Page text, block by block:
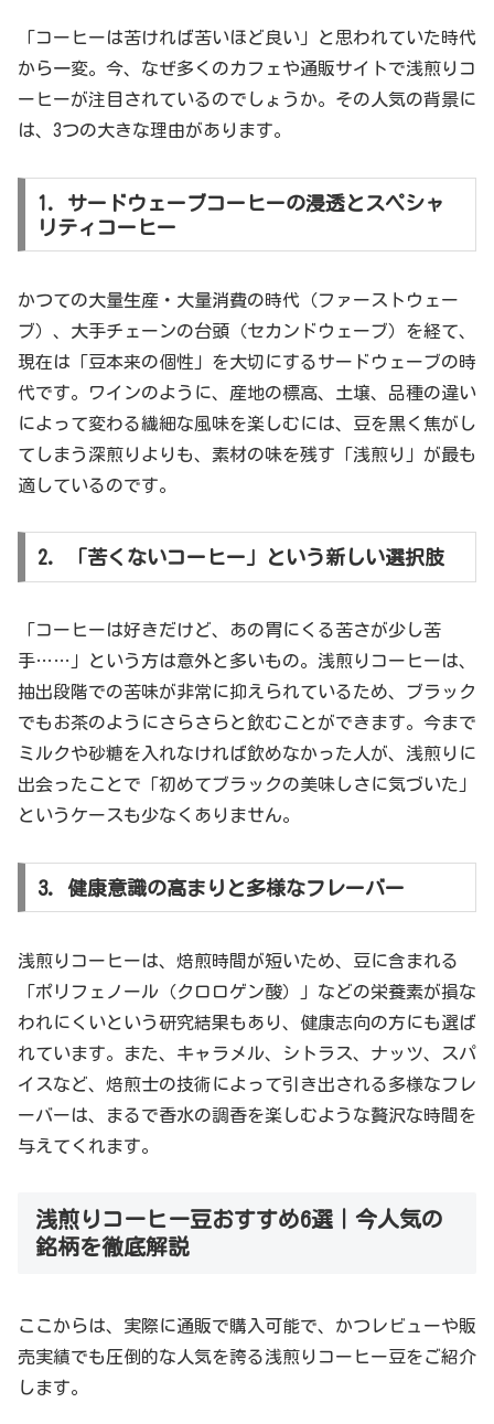
「コーヒーは苦ければ苦いほど良い」と思われていた時代
から一変。今、なぜ多くのカフェや通販サイトで浅煎りコ
ーヒーが注目されているのでしょうか。その人気の背景に
は、3つの大きな理由があります。
1. サードウェーブコーヒーの浸透とスペシャ
リティコーヒー
かつての大量生産・大量消費の時代（ファーストウェー
ブ）、大手チェーンの台頭（セカンドウェーブ）を経て、
現在は「豆本来の個性」を大切にするサードウェーブの時
代です。ワインのように、産地の標高、土壌、品種の違い
によって変わる繊細な風味を楽しむには、豆を黒く焦がし
てしまう深煎りよりも、素材の味を残す「浅煎り」が最も
適しているのです。
2. 「苦くないコーヒー」という新しい選択肢
「コーヒーは好きだけど、あの胃にくる苦さが少し苦
手……」という方は意外と多いもの。浅煎りコーヒーは、
抽出段階での苦味が非常に抑えられているため、ブラック
でもお茶のようにさらさらと飲むことができます。今まで
ミルクや砂糖を入れなければ飲めなかった人が、浅煎りに
出会ったことで「初めてブラックの美味しさに気づいた」
というケースも少なくありません。
3. 健康意識の高まりと多様なフレーバー
浅煎りコーヒーは、焙煎時間が短いため、豆に含まれる
「ポリフェノール（クロロゲン酸）」などの栄養素が損な
われにくいという研究結果もあり、健康志向の方にも選ば
れています。また、キャラメル、シトラス、ナッツ、スパ
イスなど、焙煎士の技術によって引き出される多様なフレ
ーバーは、まるで香水の調香を楽しむような贅沢な時間を
与えてくれます。
浅煎りコーヒー豆おすすめ6選｜今人気の
銘柄を徹底解説
ここからは、実際に通販で購入可能で、かつレビューや販
売実績でも圧倒的な人気を誇る浅煎りコーヒー豆をご紹介
します。